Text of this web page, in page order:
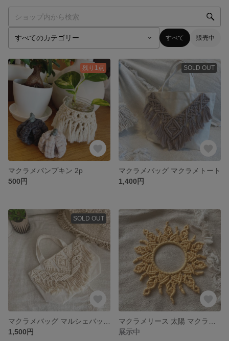
すべて 販売中
残り1点
マクラメパンプキン 2p
500円
SOLD OUT
マクラメバッグ マクラメトート
1,400円
SOLD OUT
1,500円
展示中